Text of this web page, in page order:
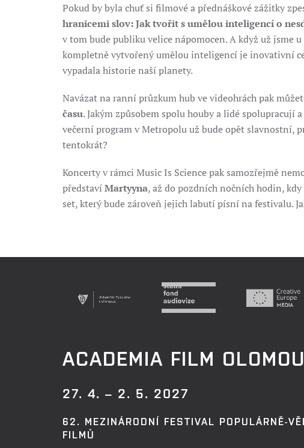
Pokud by byla chuť si filmové a přednáškové zážitky
hranicemi slov: Jak tvořit s umělou inteligencí o
v tom bude publiku velice nápomocen. A když už jsme
kompletně vytvořený umělou inteligencí je inovativní
vypadala historie naší planety.
Navázat na ranní průzkum hub ve videohrách pak
času. Jakým způsobem spolu houby a lidé spolupracují
večerní program v Metropolu už bude opět slavnostní,
tentokrát?
Koncerty v rámci Music Is Science pak samozřejmě
představíMartyyna, až do pozdních nočních hodin,
set, který bude zároveň jejich labutí písní na festivalu.
ACADEMIA FILM
27. 4. – 2. 5. 2027
62. MEZINÁRODNÍ FESTIVAL POPULÁRNĚ-
FILMŮ